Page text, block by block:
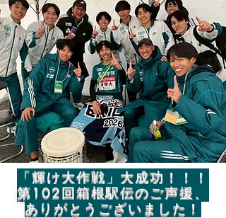
​「輝け大作戦」大成功！！！
第102回箱根駅伝のご声援、
ありがとうございました！